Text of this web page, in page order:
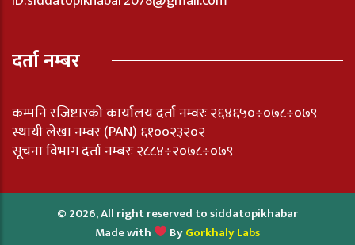
दर्ता नम्बर
कम्पनि रजिष्टारको कार्यालय दर्ता नम्वरः २६४६५०÷०७८÷०७९
स्थायी लेखा नम्वर (PAN) ६१००२३२०२
सूचना विभाग दर्ता नम्बरः २८८४÷२०७८÷०७९
© 2026, All right reserved to siddatopikhabar
Made with
ByGorkhaly Labs